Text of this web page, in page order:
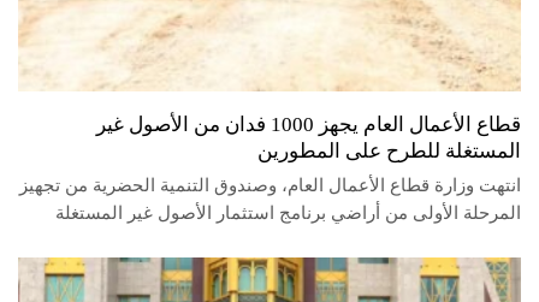
قطاع الأعمال العام يجهز 1000 فدان من الأصول غير
المستغلة للطرح على المطورين
انتهت وزارة قطاع الأعمال العام، وصندوق التنمية الحضرية من تجهيز
المرحلة الأولى من أراضي برنامج استثمار الأصول غير المستغلة